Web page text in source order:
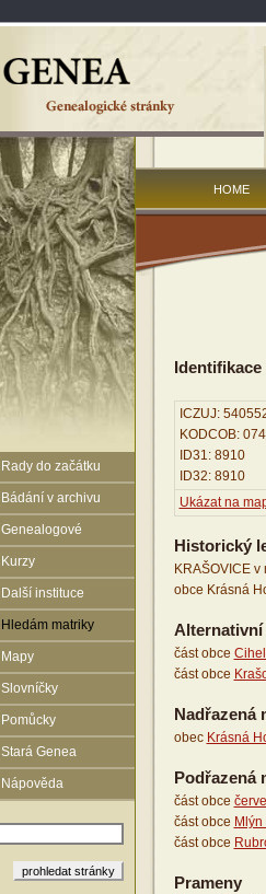
Rady do začátku
Bádání v archivu
Genealogové
Kurzy
Další instituce
Hledám matriky
Mapy
Slovníčky
Pomůcky
Stará Genea
Nápověda
HOME
Identifikace
ICZUJ:
KODCOB:
ID31: 8910
ID32: 8910
Ukázat na
Historický
KRAŠOVICE
obce Krásná
Alternativní
část obce
část obce
Nadřazená
obec Krásná
Podřazená
část obce
část obce
část obce
Prameny